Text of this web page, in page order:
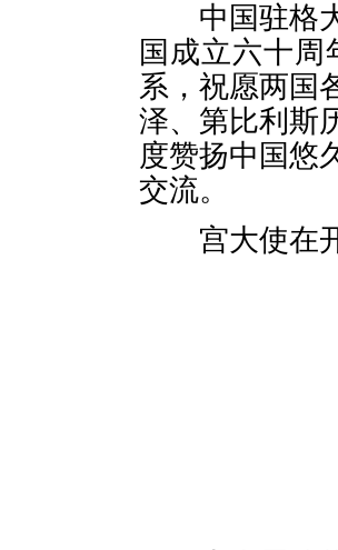
中国驻格大
国成立六十
系，祝愿两国
泽、第比利斯
度赞扬中国悠
交流。
宫大使在开